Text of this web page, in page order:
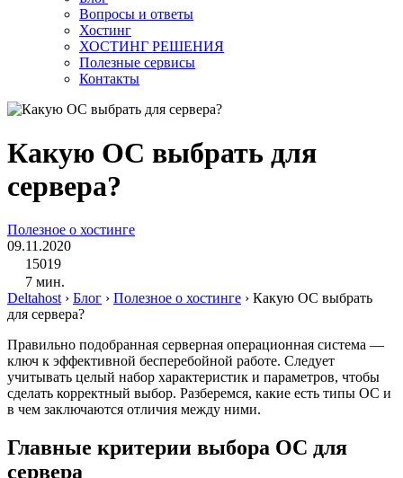
Вопросы и ответы
Хостинг
ХОСТИНГ РЕШЕНИЯ
Полезные сервисы
Контакты
Какую ОС выбрать для
сервера?
Полезное о хостинге
09.11.2020
15019
7 мин.
Deltahost› Блог › Полезное о хостинге › Какую ОС выбрать
для сервера?
Правильно подобранная серверная операционная система —
ключ к эффективной бесперебойной работе. Следует
учитывать целый набор характеристик и параметров, чтобы
сделать корректный выбор. Разберемся, какие есть типы ОС и
в чем заключаются отличия между ними.
Главные критерии выбора ОС для
сервера